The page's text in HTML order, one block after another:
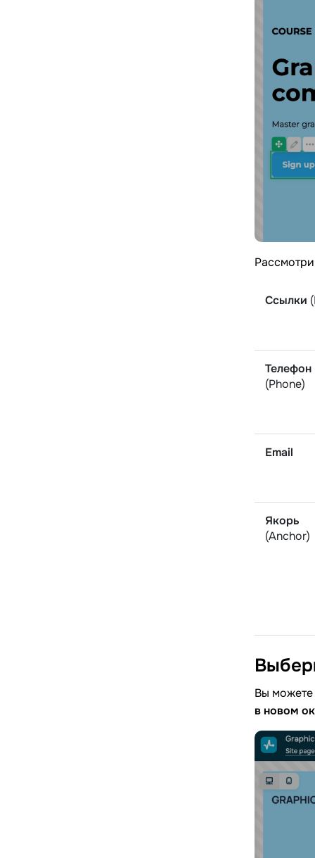
Ссылки
Телефон
(Phone)
Email
Якорь
(Anchor)
Вы можете
в новом